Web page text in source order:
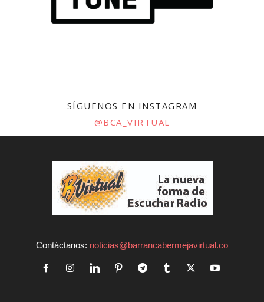
SÍGUENOS EN INSTAGRAM
@BCA_VIRTUAL
Contáctanos: noticias@barrancabermejavirtual.co